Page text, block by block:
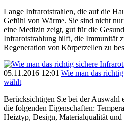
Lange Infrarotstrahlen, die auf die
Gefühl von Wärme. Sie sind nicht
eine Medizin zeigt, gut für die
Infrarotstrahlung hilft, die Immunität
Regeneration von Körperzellen zu
05.11.2016 12:01 Wie man das
wählt
Berücksichtigen Sie bei der Auswahl
die folgenden Eigenschaften:
Heiztyp, Design, Materialqualität und